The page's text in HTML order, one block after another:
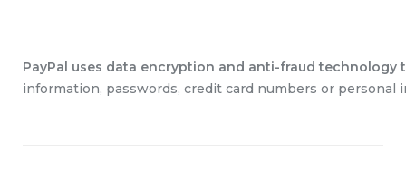
PayPal uses data encryption and anti-fraud
information, passwords, credit card numbers or personal